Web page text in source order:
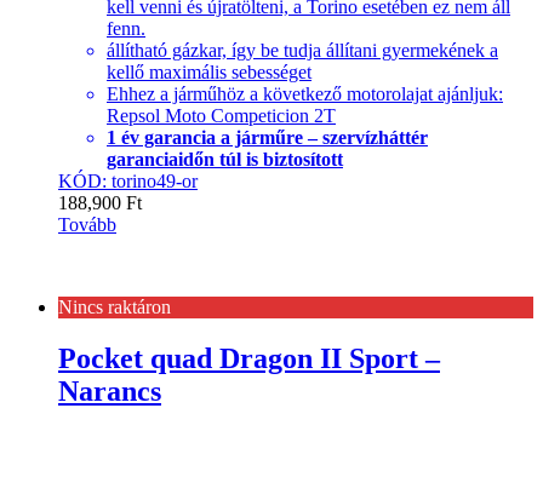
kell venni és újratölteni, a Torino esetében ez nem áll
fenn.
állítható gázkar, így be tudja állítani gyermekének a
kellő maximális sebességet
Ehhez a járműhöz a következő motorolajat ajánljuk:
Repsol Moto Competicion 2T
1 év garancia a járműre – szervízháttér
garanciaidőn túl is biztosított
KÓD: torino49-or
188,900 Ft
Tovább
Nincs raktáron
Pocket quad Dragon II Sport –
Narancs